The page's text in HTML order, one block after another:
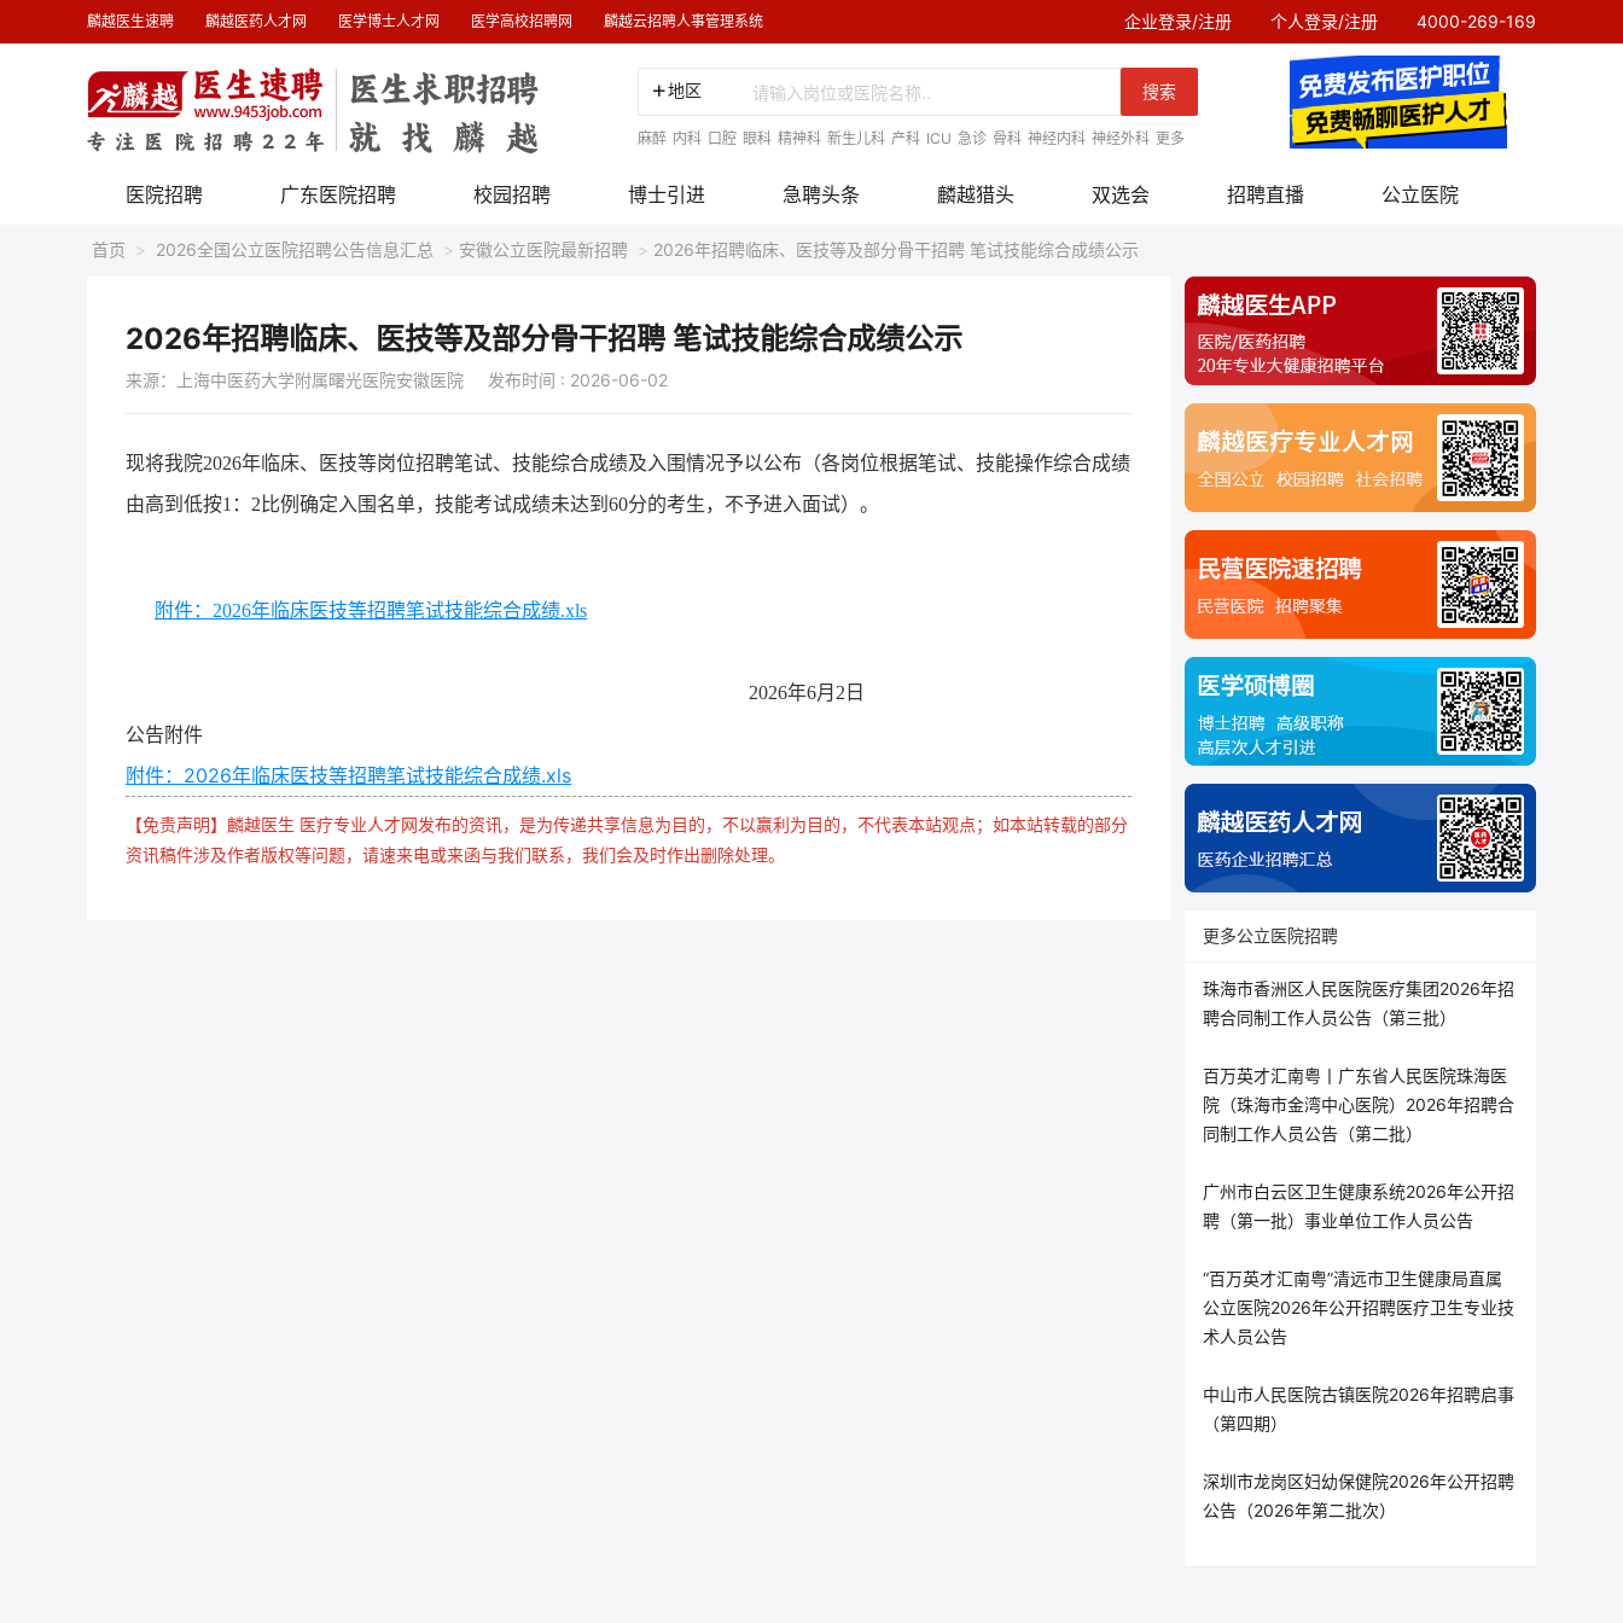
麟越医生速聘 麟越医药人才网 医学博士人才网 医学高校招聘网 麟越云招聘人事管理系统 企业登录/注册 个人登录/注册 4000-269-169
地区 搜索
麻醉 内科 口腔 眼科 精神科 新生儿科 产科 ICU 急诊 骨科 神经内科 神经外科 更多
医院招聘 广东医院招聘 校园招聘 博士引进 急聘头条 麟越猎头 双选会 招聘直播 公立医院
首页 > 2026全国公立医院招聘公告信息汇总 > 安徽公立医院最新招聘 > 2026年招聘临床、医技等及部分骨干招聘 笔试技能综合成绩公示
2026年招聘临床、医技等及部分骨干招聘 笔试技能综合成绩公示
来源：上海中医药大学附属曙光医院安徽医院 发布时间 : 2026-06-02
现将我院2026年临床、医技等岗位招聘笔试、技能综合成绩及入围情况予以公布（各岗位根据笔试、技能操作综合成绩
由高到低按1：2比例确定入围名单，技能考试成绩未达到60分的考生，不予进入面试）。
附件：2026年临床医技等招聘笔试技能综合成绩.xls
2026年6月2日
公告附件
附件：2026年临床医技等招聘笔试技能综合成绩.xls
【免责声明】麟越医生 医疗专业人才网发布的资讯，是为传递共享信息为目的，不以赢利为目的，不代表本站观点；如本站转载的部分
资讯稿件涉及作者版权等问题，请速来电或来函与我们联系，我们会及时作出删除处理。
更多公立医院招聘
珠海市香洲区人民医院医疗集团2026年招
聘合同制工作人员公告（第三批）
百万英才汇南粤丨广东省人民医院珠海医
院（珠海市金湾中心医院）2026年招聘合
同制工作人员公告（第二批）
广州市白云区卫生健康系统2026年公开招
聘（第一批）事业单位工作人员公告
“百万英才汇南粤”清远市卫生健康局直属
公立医院2026年公开招聘医疗卫生专业技
术人员公告
中山市人民医院古镇医院2026年招聘启事
（第四期）
深圳市龙岗区妇幼保健院2026年公开招聘
公告（2026年第二批次）